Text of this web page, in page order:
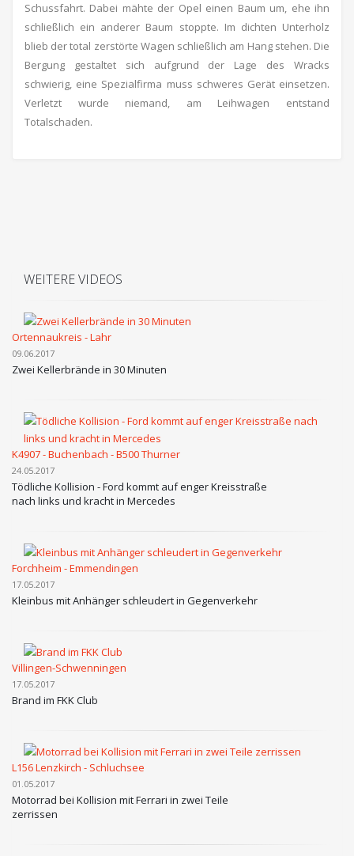
Schussfahrt. Dabei mähte der Opel einen Baum um, ehe ihn
schließlich ein anderer Baum stoppte. Im dichten Unterholz
blieb der total zerstörte Wagen schließlich am Hang stehen. Die
Bergung gestaltet sich aufgrund der Lage des Wracks
schwierig, eine Spezialfirma muss schweres Gerät einsetzen.
Verletzt wurde niemand, am Leihwagen entstand
Totalschaden.
WEITERE VIDEOS
Ortennaukreis - Lahr
09.06.2017
Zwei Kellerbrände in 30 Minuten
K4907 - Buchenbach - B500 Thurner
24.05.2017
Tödliche Kollision - Ford kommt auf enger Kreisstraße
nach links und kracht in Mercedes
Forchheim - Emmendingen
17.05.2017
Kleinbus mit Anhänger schleudert in Gegenverkehr
Villingen-Schwenningen
17.05.2017
Brand im FKK Club
L156 Lenzkirch - Schluchsee
01.05.2017
Motorrad bei Kollision mit Ferrari in zwei Teile
zerrissen